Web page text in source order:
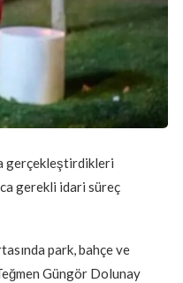
gerçekleştirdikleri
gerekli idari süreç
park, bahçe ve
Güngör Dolunay